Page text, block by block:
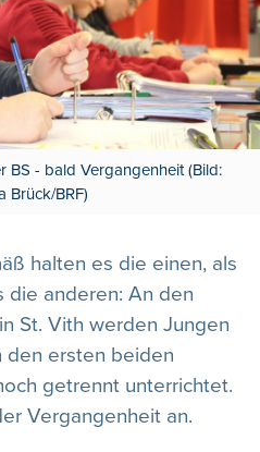
BS - bald Vergangenheit (Bild:
Brück/BRF)
halten es die einen, als
die anderen: An den
St. Vith werden Jungen
den ersten beiden
getrennt unterrichtet.
Vergangenheit an.